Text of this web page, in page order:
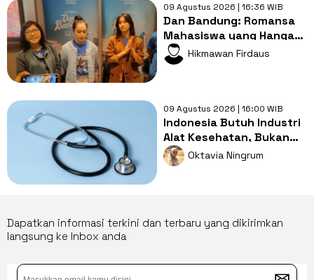
09 Agustus 2026 | 16:36 WIB
Dan Bandung: Romansa
Mahasiswa yang Hangat
dengan Bumbu
Persahabatan yang
Hikmawan Firdaus
09 Agustus 2026 | 16:00 WIB
Indonesia Butuh Industri
Alat Kesehatan, Bukan
Sekadar Pasar Impor
Oktavia Ningrum
Dapatkan informasi terkini dan terbaru yang dikirimkan
langsung ke Inbox anda